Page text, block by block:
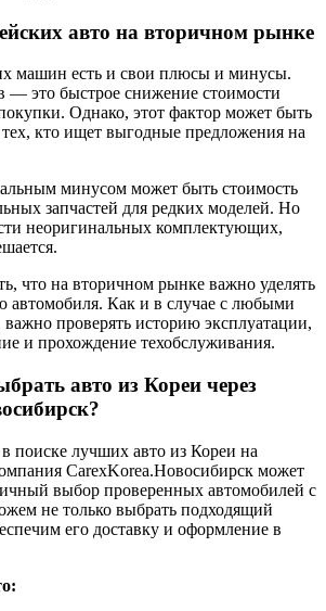
авто на вторичном рынке
машин есть и свои плюсы и минусы.
— это быстрое снижение стоимости
Однако, этот фактор может быть
кто ищет выгодные предложения на
минусом может быть стоимость
запчастей для редких моделей. Но
неоригинальных комплектующих,
что на вторичном рынке важно уделять
автомобиля. Как и в случае с любыми
проверять историю эксплуатации,
и прохождение техобслуживания.
авто из Кореи через
поиске лучших авто из Кореи на
CarexKorea.Новосибирск может
выбор проверенных автомобилей с
не только выбрать подходящий
его доставку и оформление в